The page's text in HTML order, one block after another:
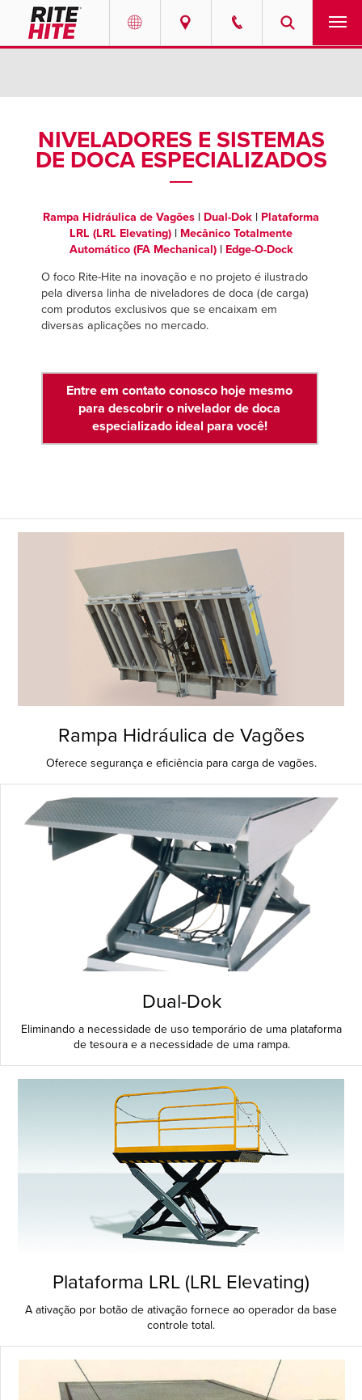
English
EUROPE
English
English
MIDDLE EAST/AFRICA
SOLUÇÕES
CONTATO
NOTÍCIAS
CENTRO DE RECURSOS
CARREIRAS
ENCONTRAR UM REPRESENTANTE
NIVELADORES E SISTEMAS
DE DOCA ESPECIALIZADOS
Rampa Hidráulica de Vagões | Dual-Dok | Plataforma
LRL (LRL Elevating) | Mecânico Totalmente
Automático (FA Mechanical)| Edge-O-Dock
O foco Rite-Hite na inovação e no projeto é ilustrado
pela diversa linha de niveladores de doca (de carga)
com produtos exclusivos que se encaixam em
diversas aplicações no mercado.
Entre em contato conosco hoje mesmo
para descobrir o nivelador de doca
especializado ideal para você!
Rampa Hidráulica de Vagões
Oferece segurança e eficiência para carga de vagões.
Dual-Dok
Eliminando a necessidade de uso temporário de uma plataforma
de tesoura e a necessidade de uma rampa.
Plataforma LRL (LRL Elevating)
A ativação por botão de ativação fornece ao operador da base
controle total.